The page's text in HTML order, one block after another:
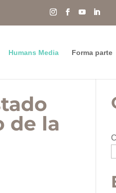
Humans Media Forma parte
de la